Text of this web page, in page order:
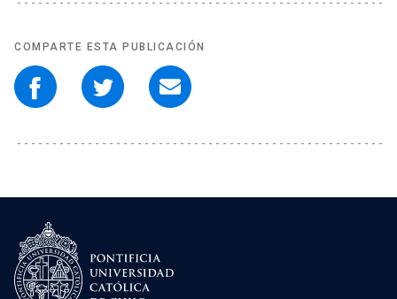
COMPARTE ESTA PUBLICACIÓN